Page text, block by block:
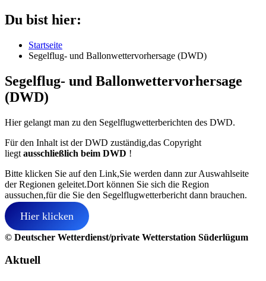
Du bist hier:
Startseite
Segelflug- und Ballonwettervorhersage (DWD)
Segelflug- und Ballonwettervorhersage
(DWD)
Hier gelangt man zu den Segelflugwetterberichten des DWD.
Für den Inhalt ist der DWD zuständig,das Copyright
liegt ausschließlich beim DWD !
Bitte klicken Sie auf den Link,Sie werden dann zur Auswahlseite
der Regionen geleitet.Dort können Sie sich die Region
aussuchen,für die Sie den Segelflugwetterbericht dann brauchen.
Hier klicken
© Deutscher Wetterdienst/private Wetterstation Süderlügum
Aktuell